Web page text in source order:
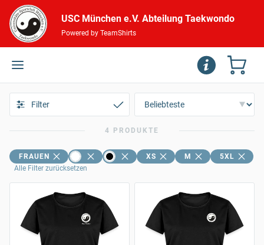
USC München e.V. Abteilung Taekwondo
Powered by TeamShirts
Filter
4 PRODUKTE
FRAUEN XS M
5XL
Alle Filter zurücksetzen